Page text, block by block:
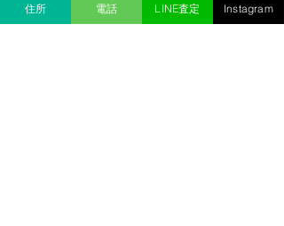
住所 電話 LINE査定 Instagram